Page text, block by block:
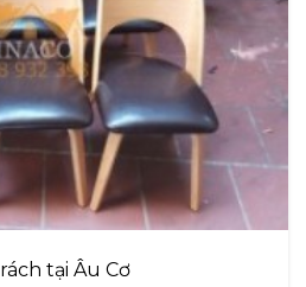
tại Âu Cơ